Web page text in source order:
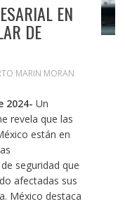
EN
DE
MARIN MORAN
2024- Un
revela que las
están en
seguridad que
afectadas sus
México destaca